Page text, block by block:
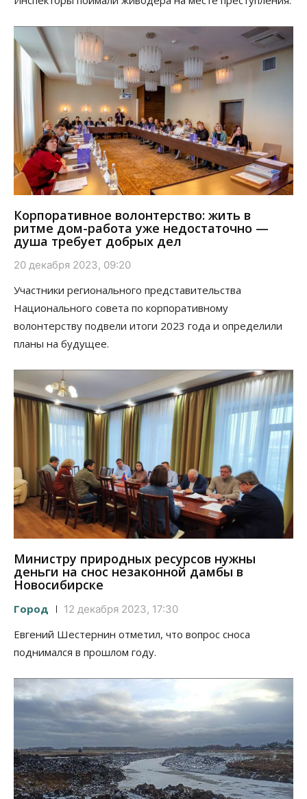
Корпоративное волонтерство: жить в
ритме дом-работа уже недостаточно —
душа требует добрых дел
20 декабря 2023, 09:20
Участники регионального представительства
Национального совета по корпоративному
волонтерству подвели итоги 2023 года и определили
планы на будущее.
Министру природных ресурсов нужны
деньги на снос незаконной дамбы в
Новосибирске
Город 12 декабря 2023, 17:30
Евгений Шестернин отметил, что вопрос сноса
поднимался в прошлом году.